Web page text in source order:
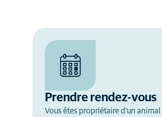
Prendre rendez-vous
Vous êtes propriétaire d'un